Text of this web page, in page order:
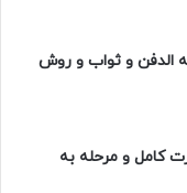
الدفن و ثواب و روش
کامل و مرحله به